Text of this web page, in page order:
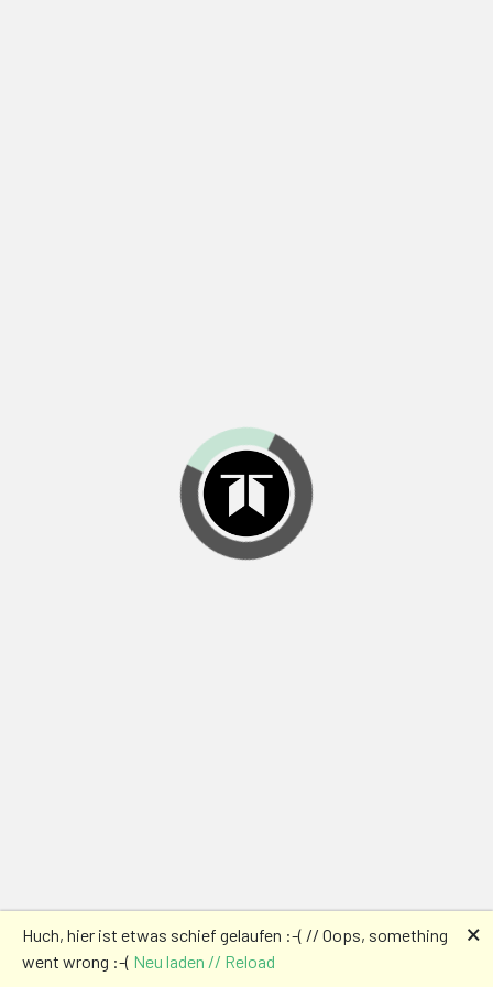
Huch, hier ist etwas schief gelaufen :-( // Oops, something
went wrong :-( Neu laden // Reload
🗙